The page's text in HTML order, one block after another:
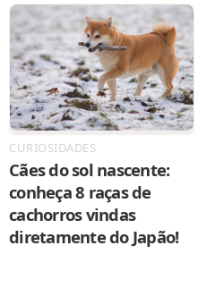
CURIOSIDADES
Cães do sol nascente:
conheça 8 raças de
cachorros vindas
diretamente do Japão!